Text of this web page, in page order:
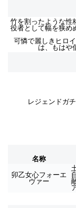
竹を割ったような性
役者として幅を狭め
可憐で麗しきヒロ
は、もはや
レジェンドガ
名称
卯乙女心フォーエ
ヴァー